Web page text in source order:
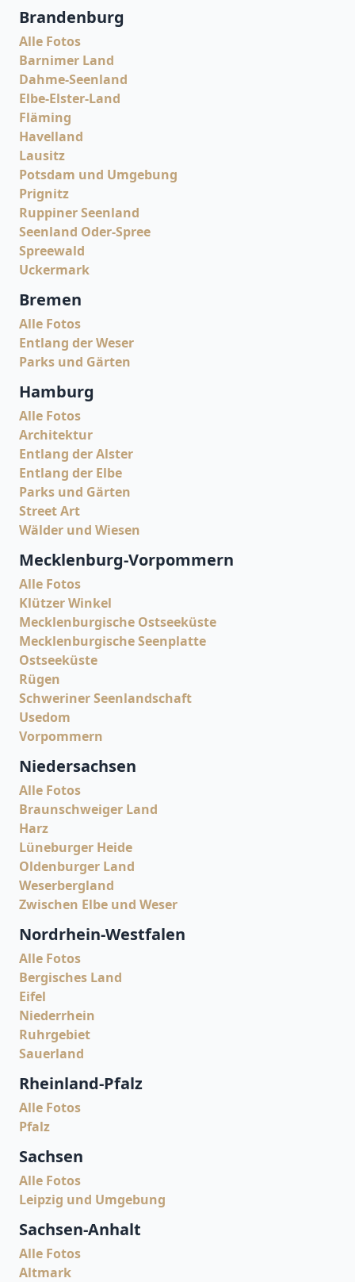
Brandenburg
Alle Fotos
Barnimer Land
Dahme-Seenland
Elbe-Elster-Land
Fläming
Havelland
Lausitz
Potsdam und Umgebung
Prignitz
Ruppiner Seenland
Seenland Oder-Spree
Spreewald
Uckermark
Bremen
Alle Fotos
Entlang der Weser
Parks und Gärten
Hamburg
Alle Fotos
Architektur
Entlang der Alster
Entlang der Elbe
Parks und Gärten
Street Art
Wälder und Wiesen
Mecklenburg-Vorpommern
Alle Fotos
Klützer Winkel
Mecklenburgische Ostseeküste
Mecklenburgische Seenplatte
Ostseeküste
Rügen
Schweriner Seenlandschaft
Usedom
Vorpommern
Niedersachsen
Alle Fotos
Braunschweiger Land
Harz
Lüneburger Heide
Oldenburger Land
Weserbergland
Zwischen Elbe und Weser
Nordrhein-Westfalen
Alle Fotos
Bergisches Land
Eifel
Niederrhein
Ruhrgebiet
Sauerland
Rheinland-Pfalz
Alle Fotos
Pfalz
Sachsen
Alle Fotos
Leipzig und Umgebung
Sachsen-Anhalt
Alle Fotos
Altmark